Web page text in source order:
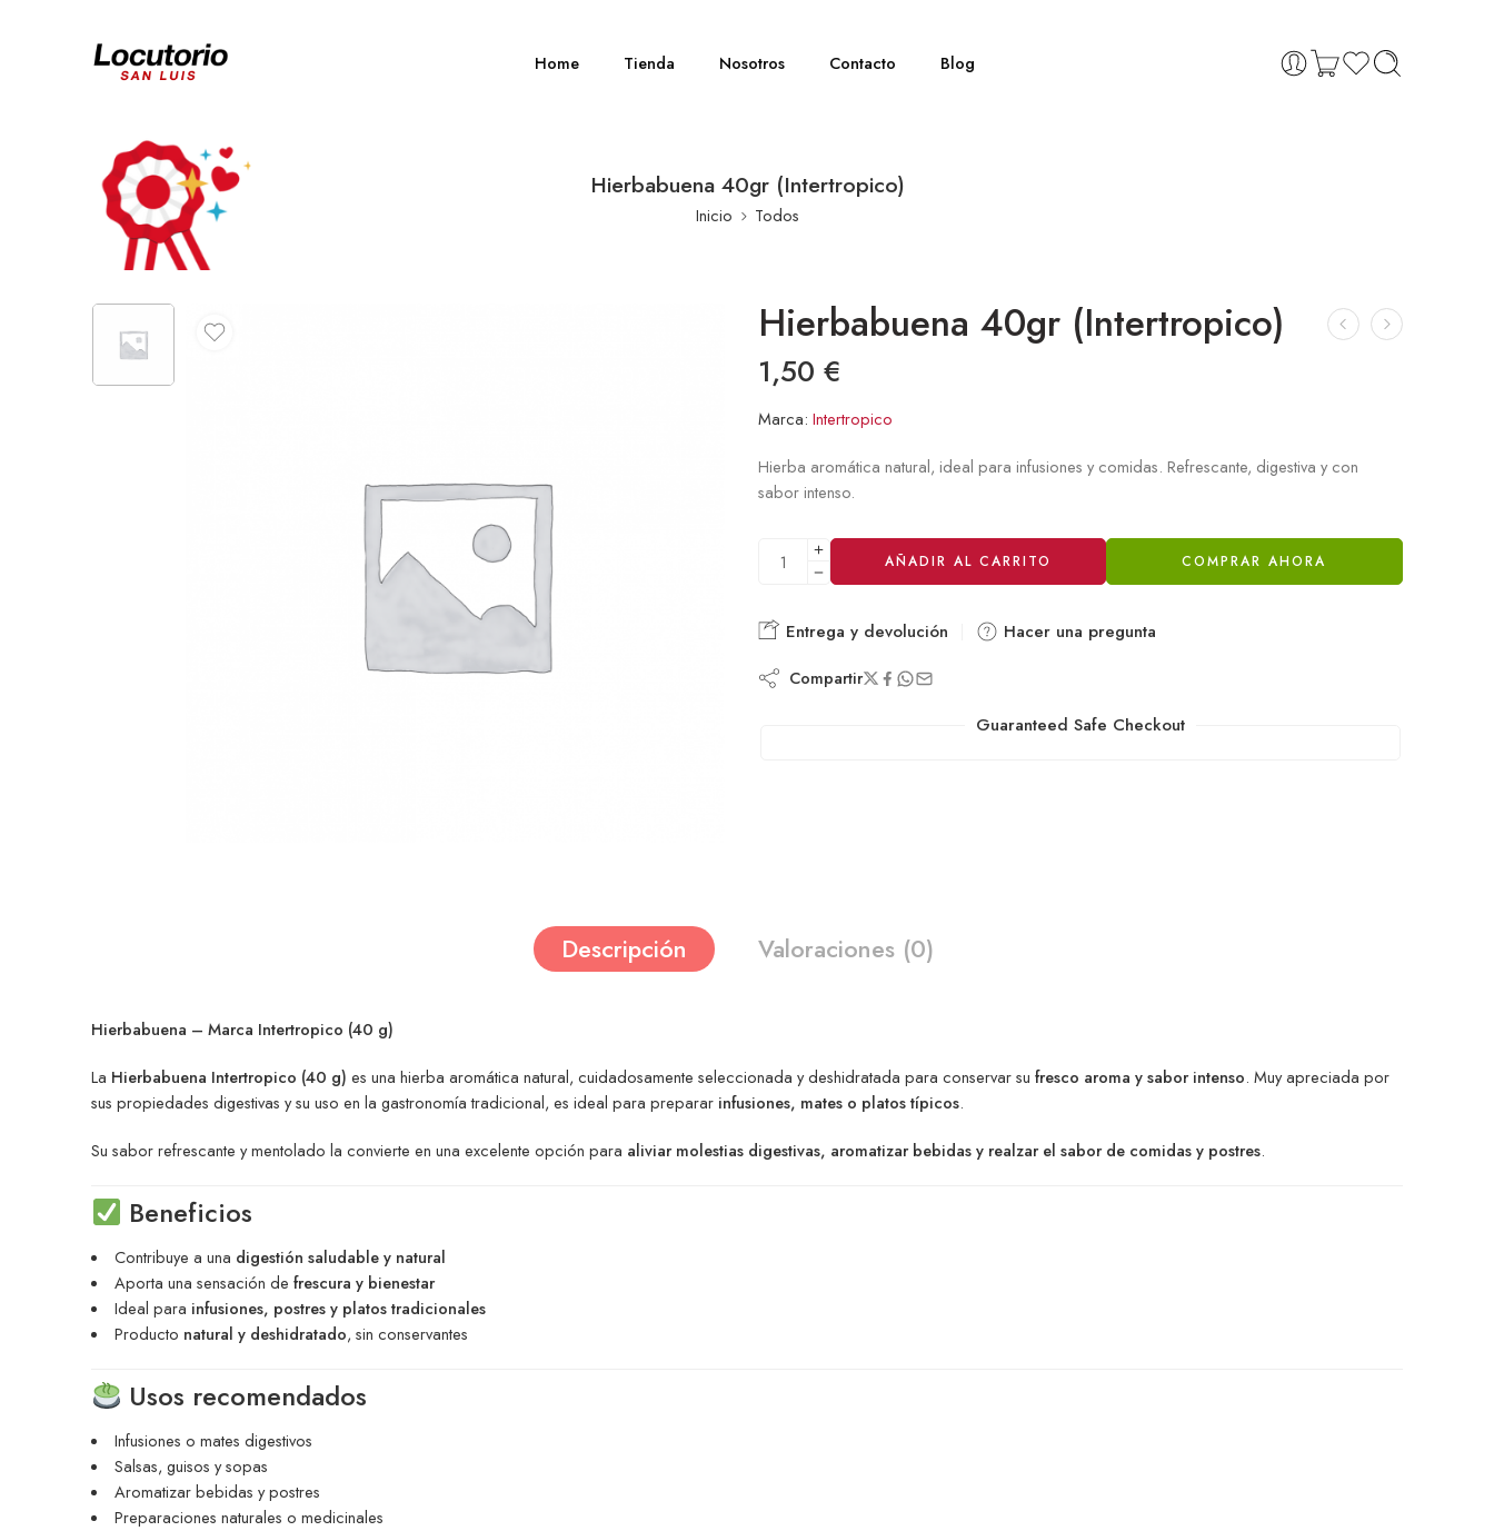
Home Tienda Nosotros Contacto Blog
Hierbabuena 40gr (Intertropico)
Inicio Todos
Hierbabuena 40gr (Intertropico)
1,50 €
Marca: Intertropico
Hierba aromática natural, ideal para infusiones y comidas. Refrescante, digestiva y con
sabor intenso.
AÑADIR AL CARRITO COMPRAR AHORA
Alternative:
Entrega y devolución Hacer una pregunta
Compartir
Guaranteed Safe Checkout
Descripción Valoraciones (0)
Hierbabuena – Marca Intertropico (40 g)
La Hierbabuena Intertropico (40 g) es una hierba aromática natural, cuidadosamente seleccionada y deshidratada para conservar su fresco aroma y sabor intenso. Muy apreciada por
sus propiedades digestivas y su uso en la gastronomía tradicional, es ideal para preparar infusiones, mates o platos típicos.
Su sabor refrescante y mentolado la convierte en una excelente opción para aliviar molestias digestivas, aromatizar bebidas y realzar el sabor de comidas y postres.
Beneficios
Contribuye a una digestión saludable y natural
Aporta una sensación de frescura y bienestar
Ideal para infusiones, postres y platos tradicionales
Producto natural y deshidratado, sin conservantes
Usos recomendados
Infusiones o mates digestivos
Salsas, guisos y sopas
Aromatizar bebidas y postres
Preparaciones naturales o medicinales